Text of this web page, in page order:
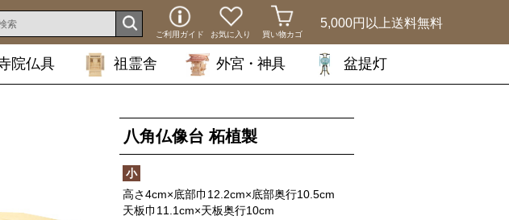
5,000円以上送料無料
ご利用ガイド お気に入り 買い物カゴ
院仏具 祖霊舎 外宮・神具 盆提灯
八角仏像台 柘植製
小
高さ4cm×底部巾12.2cm×底部奥行10.5cm
天板巾11.1cm×天板奥行10cm